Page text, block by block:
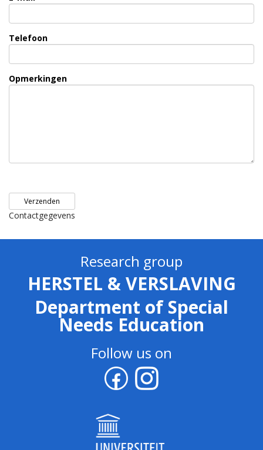
Telefoon
Opmerkingen
Contactgegevens
Research group
HERSTEL & VERSLAVING
Department of Special
Needs Education
Follow us on